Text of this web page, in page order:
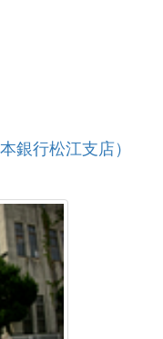
銀行松江支店）